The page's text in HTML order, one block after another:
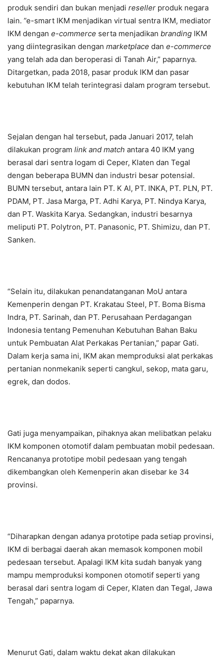
produk sendiri dan bukan menjadi reseller produk negara
lain. ”e-smart IKM menjadikan virtual sentra IKM, mediator
IKM dengan e-commerce serta menjadikan branding IKM
yang diintegrasikan dengan marketplace dan e-commerce
yang telah ada dan beroperasi di Tanah Air,” paparnya.
Ditargetkan, pada 2018, pasar produk IKM dan pasar
kebutuhan IKM telah terintegrasi dalam program tersebut.
Sejalan dengan hal tersebut, pada Januari 2017, telah
dilakukan program link and match antara 40 IKM yang
berasal dari sentra logam di Ceper, Klaten dan Tegal
dengan beberapa BUMN dan industri besar potensial.
BUMN tersebut, antara lain PT. K AI, PT. INKA, PT. PLN, PT.
PDAM, PT. Jasa Marga, PT. Adhi Karya, PT. Nindya Karya,
dan PT. Waskita Karya. Sedangkan, industri besarnya
meliputi PT. Polytron, PT. Panasonic, PT. Shimizu, dan PT.
Sanken.
“Selain itu, dilakukan penandatanganan MoU antara
Kemenperin dengan PT. Krakatau Steel, PT. Boma Bisma
Indra, PT. Sarinah, dan PT. Perusahaan Perdagangan
Indonesia tentang Pemenuhan Kebutuhan Bahan Baku
untuk Pembuatan Alat Perkakas Pertanian,” papar Gati.
Dalam kerja sama ini, IKM akan memproduksi alat perkakas
pertanian nonmekanik seperti cangkul, sekop, mata garu,
egrek, dan dodos.
Gati juga menyampaikan, pihaknya akan melibatkan pelaku
IKM komponen otomotif dalam pembuatan mobil pedesaan.
Rencananya prototipe mobil pedesaan yang tengah
dikembangkan oleh Kemenperin akan disebar ke 34
provinsi.
“Diharapkan dengan adanya prototipe pada setiap provinsi,
IKM di berbagai daerah akan memasok komponen mobil
pedesaan tersebut. Apalagi IKM kita sudah banyak yang
mampu memproduksi komponen otomotif seperti yang
berasal dari sentra logam di Ceper, Klaten dan Tegal, Jawa
Tengah,” paparnya.
Menurut Gati, dalam waktu dekat akan dilakukan